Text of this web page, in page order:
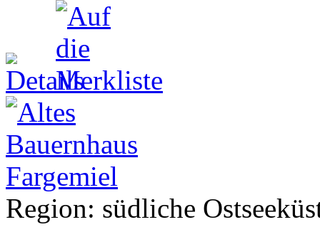
Region: südliche